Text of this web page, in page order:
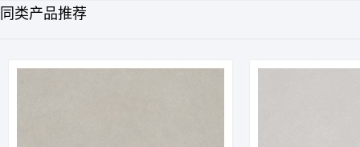
同类产品推荐